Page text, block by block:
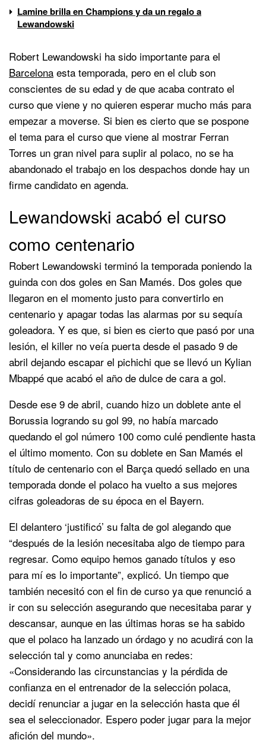
Lamine brilla en Champions y da un regalo a
Lewandowski
Robert Lewandowski ha sido importante para el
Barcelona esta temporada, pero en el club son
conscientes de su edad y de que acaba contrato el
curso que viene y no quieren esperar mucho más para
empezar a moverse. Si bien es cierto que se pospone
el tema para el curso que viene al mostrar Ferran
Torres un gran nivel para suplir al polaco, no se ha
abandonado el trabajo en los despachos donde hay un
firme candidato en agenda.
Lewandowski acabó el curso
como centenario
Robert Lewandowski terminó la temporada poniendo la
guinda con dos goles en San Mamés. Dos goles que
llegaron en el momento justo para convertirlo en
centenario y apagar todas las alarmas por su sequía
goleadora. Y es que, si bien es cierto que pasó por una
lesión, el killer no veía puerta desde el pasado 9 de
abril dejando escapar el pichichi que se llevó un Kylian
Mbappé que acabó el año de dulce de cara a gol.
Desde ese 9 de abril, cuando hizo un doblete ante el
Borussia logrando su gol 99, no había marcado
quedando el gol número 100 como culé pendiente hasta
el último momento. Con su doblete en San Mamés el
título de centenario con el Barça quedó sellado en una
temporada donde el polaco ha vuelto a sus mejores
cifras goleadoras de su época en el Bayern.
El delantero ‘justificó’ su falta de gol alegando que
“después de la lesión necesitaba algo de tiempo para
regresar. Como equipo hemos ganado títulos y eso
para mí es lo importante”, explicó. Un tiempo que
también necesitó con el fin de curso ya que renunció a
ir con su selección asegurando que necesitaba parar y
descansar, aunque en las últimas horas se ha sabido
que el polaco ha lanzado un órdago y no acudirá con la
selección tal y como anunciaba en redes:
«Considerando las circunstancias y la pérdida de
confianza en el entrenador de la selección polaca,
decidí renunciar a jugar en la selección hasta que él
sea el seleccionador. Espero poder jugar para la mejor
afición del mundo».